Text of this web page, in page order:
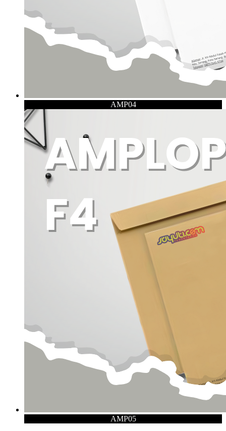
AMP04
AMP05